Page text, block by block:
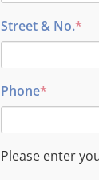
Street & No.
Phone
Please enter